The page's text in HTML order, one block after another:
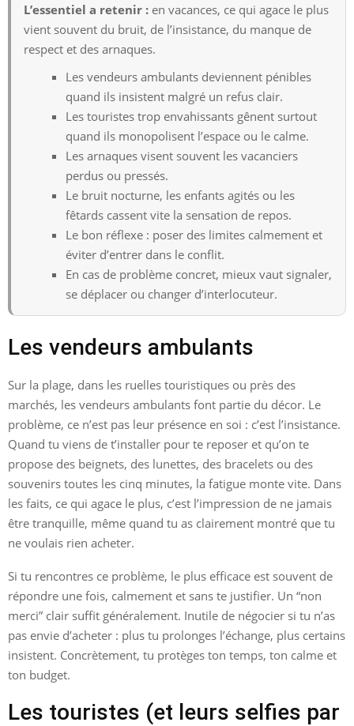
L’essentiel a retenir : en vacances, ce qui agace le plus
vient souvent du bruit, de l’insistance, du manque de
respect et des arnaques.
Les vendeurs ambulants deviennent pénibles
quand ils insistent malgré un refus clair.
Les touristes trop envahissants gênent surtout
quand ils monopolisent l’espace ou le calme.
Les arnaques visent souvent les vacanciers
perdus ou pressés.
Le bruit nocturne, les enfants agités ou les
fêtards cassent vite la sensation de repos.
Le bon réflexe : poser des limites calmement et
éviter d’entrer dans le conflit.
En cas de problème concret, mieux vaut signaler,
se déplacer ou changer d’interlocuteur.
Les vendeurs ambulants
Sur la plage, dans les ruelles touristiques ou près des
marchés, les vendeurs ambulants font partie du décor. Le
problème, ce n’est pas leur présence en soi : c’est l’insistance.
Quand tu viens de t’installer pour te reposer et qu’on te
propose des beignets, des lunettes, des bracelets ou des
souvenirs toutes les cinq minutes, la fatigue monte vite. Dans
les faits, ce qui agace le plus, c’est l’impression de ne jamais
être tranquille, même quand tu as clairement montré que tu
ne voulais rien acheter.
Si tu rencontres ce problème, le plus efficace est souvent de
répondre une fois, calmement et sans te justifier. Un “non
merci” clair suffit généralement. Inutile de négocier si tu n’as
pas envie d’acheter : plus tu prolonges l’échange, plus certains
insistent. Concrètement, tu protèges ton temps, ton calme et
ton budget.
Les touristes (et leurs selfies par